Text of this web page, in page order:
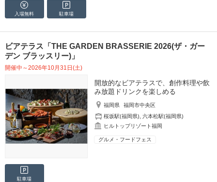
入場無料 駐車場
ビアテラス「THE GARDEN BRASSERIE 2026(ザ・ガー
デン ブラッスリー)」
開催中～2026年10月31日(土)
開放的なビアテラスで、創作料理や飲
み放題ドリンクを楽しめる
福岡県
福岡市中央区
桜坂駅(福岡県) ,六本松駅(福岡県)
ヒルトップリゾート福岡
グルメ・フードフェス
駐車場